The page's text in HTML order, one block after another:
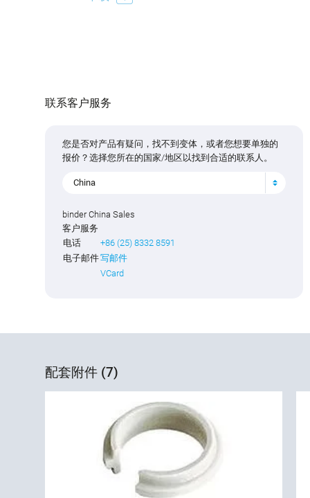
联系客户服务
您是否对产品有疑问，找不到变体，或者您想要单独的
报价？选择您所在的国家/地区以找到合适的联系人。
China
binder China Sales
客户服务
电话
+86 (25) 8332 8591
电子邮件写邮件
VCard
配套附件 (7)